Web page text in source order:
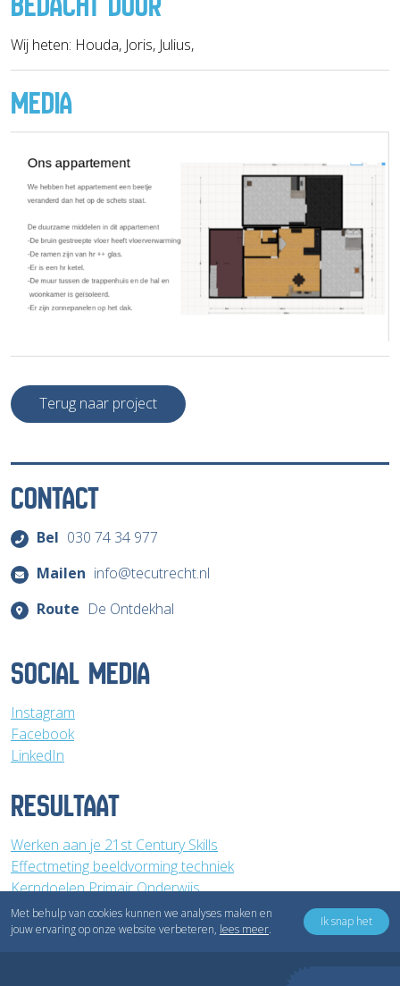
Met behulp van cookies kunnen we analyses maken en
jouw ervaring op onze website verbeteren, lees meer.
Ik snap het
Wij heten: Houda, Joris, Julius,
MEDIA
Terug naar project
CONTACT
Bel 030 74 34 977
Mailen info@tecutrecht.nl
Route De Ontdekhal
SOCIAL MEDIA
Instagram
Facebook
LinkedIn
RESULTAAT
Werken aan je 21st Century Skills
Effectmeting beeldvorming techniek
Kerndoelen Primair Onderwijs